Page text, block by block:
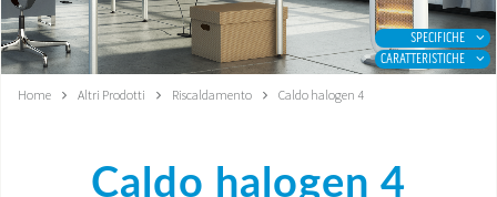
CLIMATIZZAZIONE
RISCALDAMENTO
SISTEMI INTEGRATI
SPECIFICHE
CARATTERISTICHE
Home Altri Prodotti Riscaldamento Caldo halogen 4
Caldo halogen 4